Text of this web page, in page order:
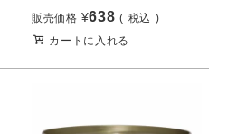
販売価格 ¥638
税込
カートに入れる